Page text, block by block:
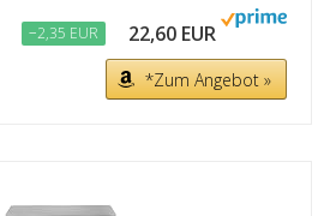
−2,35 EUR 22,60 EUR
*Zum Angebot »